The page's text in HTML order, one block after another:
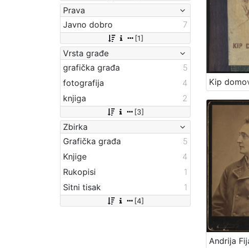
Prava
Javno dobro
7
[1]
Vrsta građe
grafička građa
5
fotografija
4
knjiga
2
[3]
Zbirka
Grafička građa
5
Knjige
4
Rukopisi
1
Sitni tisak
1
[4]